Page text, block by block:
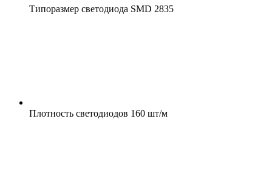
Типоразмер светодиода SMD 2835
Плотность светодиодов 160 шт/м